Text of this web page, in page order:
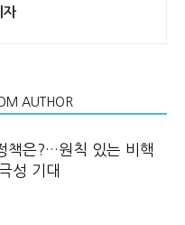
자
AUTHOR
책은?…원칙 있는 비핵
성 기대